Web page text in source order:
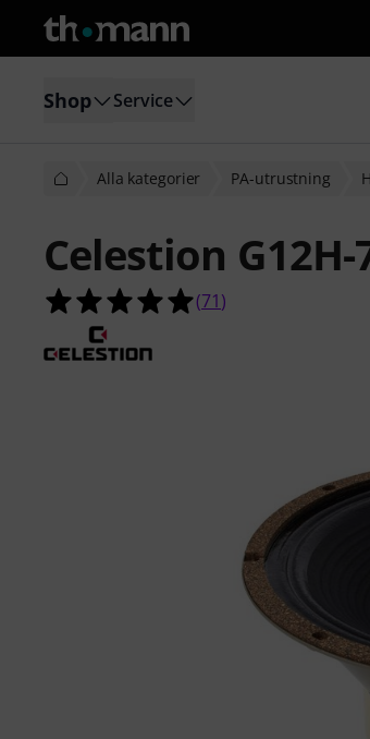
Shop Service
Alla kategorier PA-utrustning
Celestion
4.9 av 5 stjärnor från
(71)